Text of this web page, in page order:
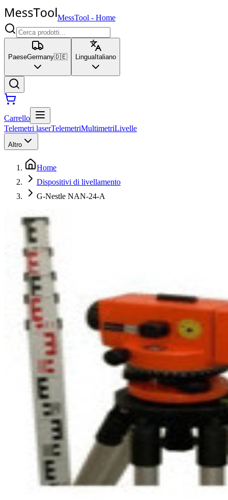
MessTool - Home
PaeseGermany🇩🇪 LinguaItaliano
Carrello
Telemetri laserTelemetriMultimetriLivelle
Altro
Home
Dispositivi di livellamento
G-Nestle NAN-24-A